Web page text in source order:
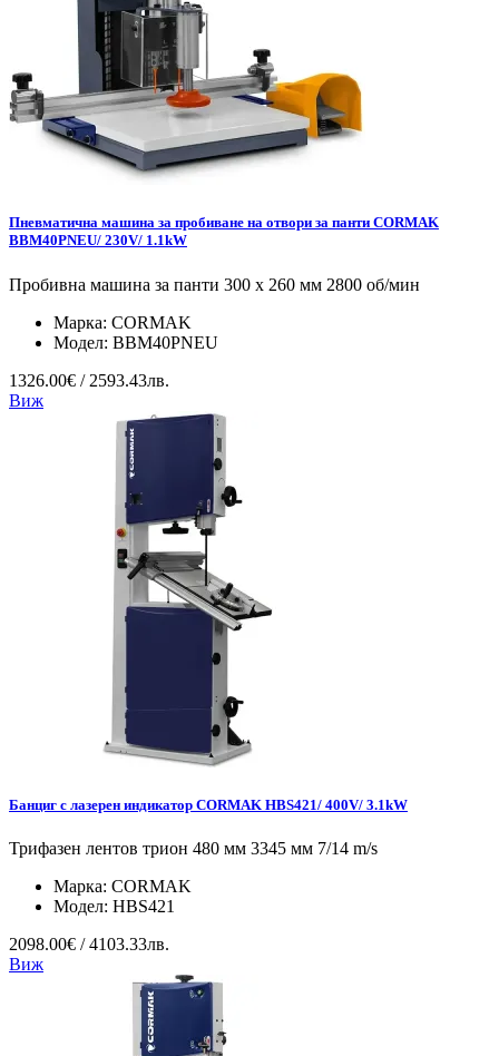
Пневматична машина за пробиване на отвори за панти CORMAK
BBM40PNEU/ 230V/ 1.1kW
Пробивна машина за панти 300 x 260 мм 2800 об/мин
Марка: CORMAK
Модел: BBM40PNEU
1326.00€ / 2593.43лв.
Виж
Банциг с лазерен индикатор CORMAK HBS421/ 400V/ 3.1kW
Трифазен лентов трион 480 мм 3345 мм 7/14 m/s
Марка: CORMAK
Модел: HBS421
2098.00€ / 4103.33лв.
Виж